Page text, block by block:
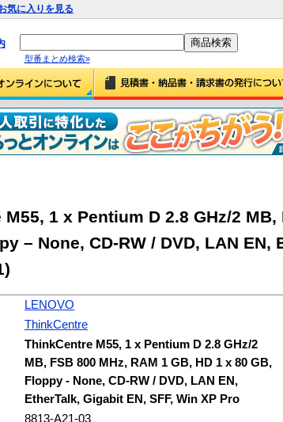
気に入りを見る
型番まとめ検索»
1 x Pentium D 2.8 GHz/2 MB,
– None, CD-RW / DVD, LAN EN,
LENOVO
ThinkCentre
ThinkCentre M55, 1 x Pentium D 2.8 GHz/2
MB, FSB 800 MHz, RAM 1 GB, HD 1 x 80 GB,
Floppy - None, CD-RW / DVD, LAN EN,
EtherTalk, Gigabit EN, SFF, Win XP Pro
8813-A21-03